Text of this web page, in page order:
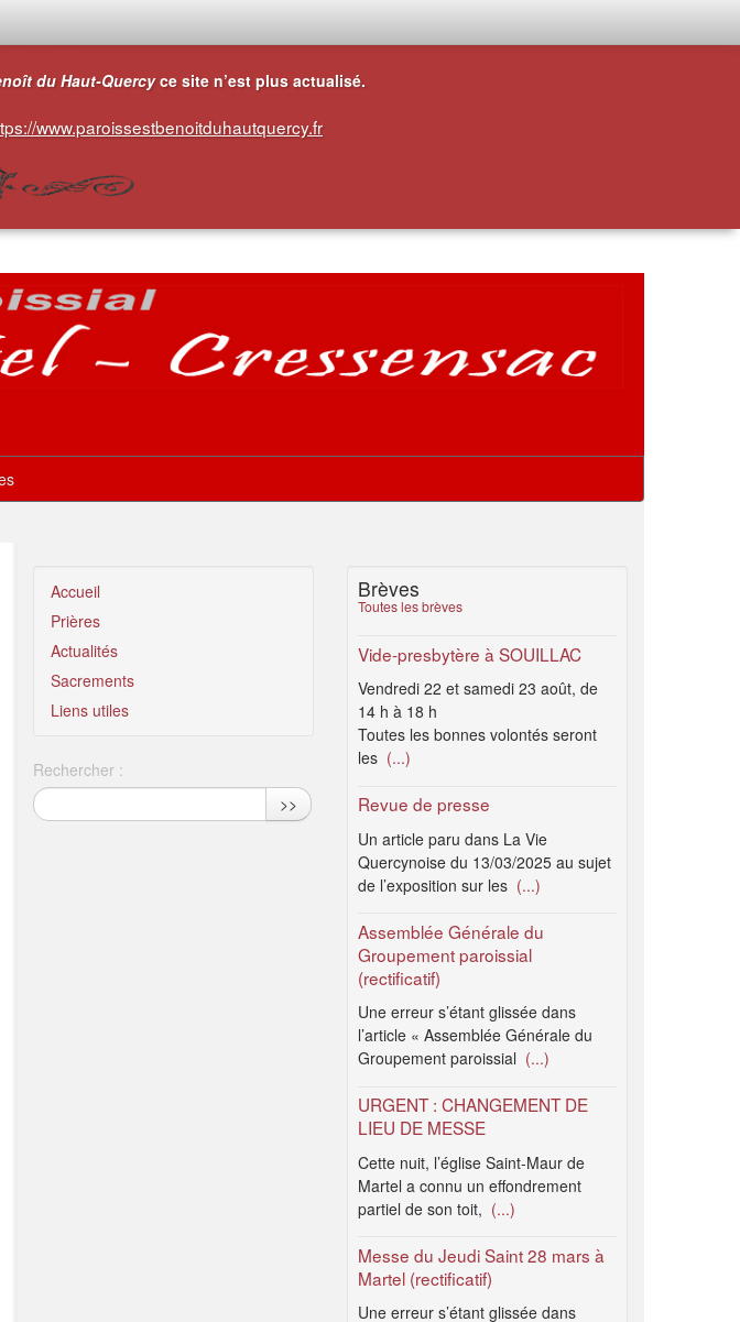
du Haut-Quercyce site n’est plus actualisé.
www.paroissestbenoitduhautquercy.fr
Accueil
Prières
Actualités
Sacrements
Liens utiles
Rechercher :
>>
Brèves
Toutes les brèves
Vide-presbytère à SOUILLAC
Vendredi 22 et samedi 23 août, de
14 h à 18 h
Toutes les bonnes volontés seront
les (...)
Revue de presse
Un article paru dans La Vie
Quercynoise du 13/03/2025 au sujet
de l’exposition sur les (...)
Assemblée Générale du
Groupement paroissial
(rectificatif)
Une erreur s’étant glissée dans
l’article « Assemblée Générale du
Groupement paroissial (...)
URGENT : CHANGEMENT DE
LIEU DE MESSE
Cette nuit, l’église Saint-Maur de
Martel a connu un effondrement
partiel de son toit, (...)
Messe du Jeudi Saint 28 mars à
Martel (rectificatif)
Une erreur s’étant glissée dans